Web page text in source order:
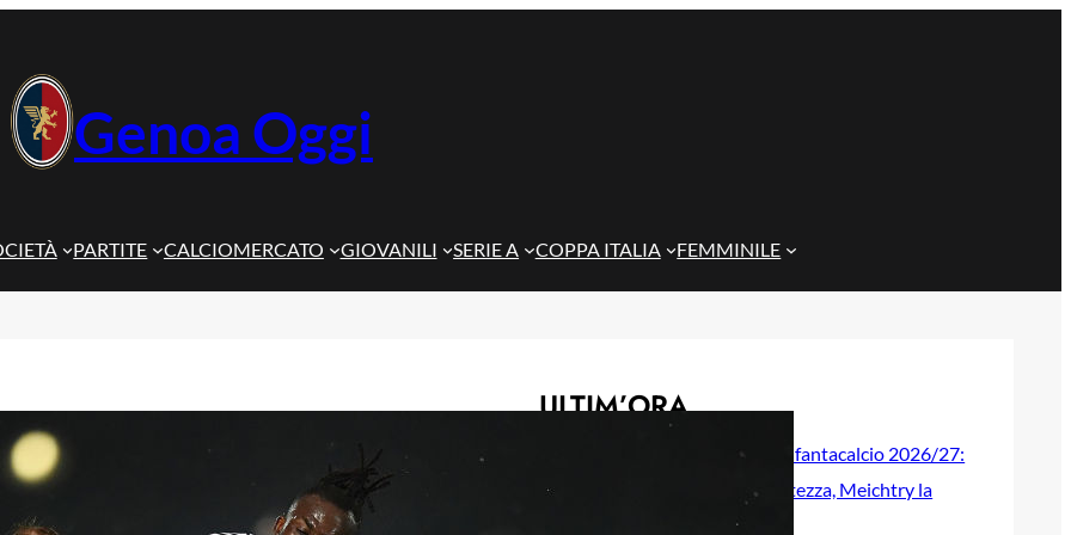
Genoa Oggi
PARTITE CALCIOMERCATO GIOVANILI SERIE A COPPA ITALIA FEMMINILE
ULTIM’ORA
Genoa, guida al fantacalcio 2026/27:
Colombo la certezza, Meichtry la